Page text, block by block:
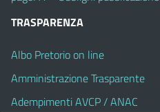
TRASPARENZA
Albo Pretorio on line
Amministrazione Trasparente
Adempimenti AVCP / ANAC